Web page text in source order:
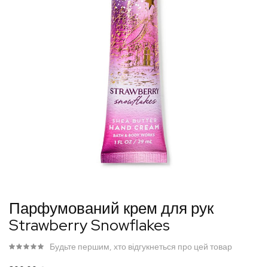
початку
зображень
Парфумований крем для рук
Strawberry Snowflakes
Будьте першим, хто відгукнеться про цей товар